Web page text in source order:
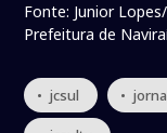
Fonte: Junior
Prefeitura de
• jcsul •